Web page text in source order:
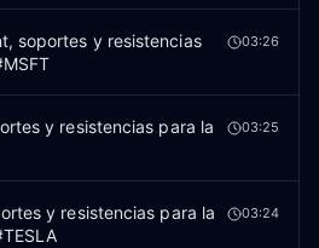
soportes y resistencias
03:26
y resistencias para la
03:25
y resistencias para la
03:24